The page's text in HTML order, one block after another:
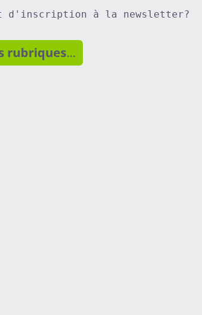
d'inscription à la newsletter?
rubriques...